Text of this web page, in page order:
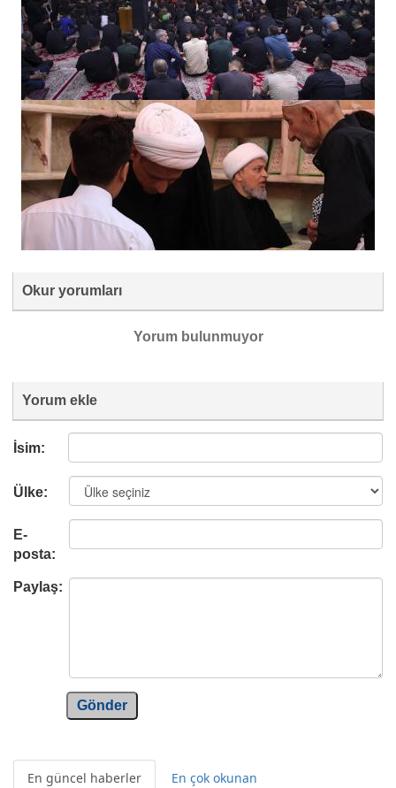
Okur yorumları
Yorum bulunmuyor
Yorum ekle
İsim:
Ülke:
E-
posta:
Paylaş:
Gönder
En güncel haberler En çok okunan